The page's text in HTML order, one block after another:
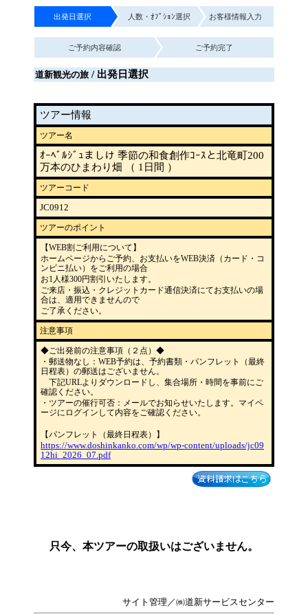
出発日選択 人数・ｵﾌﾟｼｮﾝ選択 お客様情報入力
ご予約内容確認 ご予約完了
道新観光の旅 / 出発日選択
ツアー情報
ツアー名
ｵｰﾍﾞﾙｼﾞｭましけ 季節の和食創作ｺｰｽと北竜町200
万本のひまわり畑 （ 1日間 ）
ツアーコード
JC0912
ツアーのポイント
【WEB割ご利用について】
ホームページからご予約、お支払いをWEB決済（カード・コ
ンビニ払い）をご利用の場合
お1人様300円割引いたします。
ご来店・振込・クレジットカード通信決済にてお支払いの場
合は、適用できませんので
ご了承ください。
注意事項
◆ご出発前の注意事項（２点）◆
・郵送物なし：WEB予約は、予約書類・パンフレット（最終
日程表）の郵送はございません。
下記URLよりダウンロードし、集合場所・時間を事前にご
確認ください。
・ツアーの催行可否：メールでお知らせいたします。マイペ
ージにログインして内容をご確認ください。
【パンフレット（最終日程表）】
https://www.doshinkanko.com/wp/wp-content/uploads/jc09
12hi_2026_07.pdf
只今、本ツアーの取扱いはございません。
サイト管理／㈱道新サービスセンター